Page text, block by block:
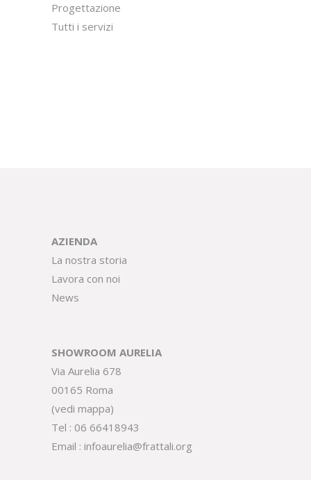
Progettazione
Tutti i servizi
AZIENDA
La nostra storia
Lavora con noi
News
SHOWROOM AURELIA
Via Aurelia 678
00165 Roma
(vedi mappa)
Tel : 06 66418943
Email : infoaurelia@frattali.org